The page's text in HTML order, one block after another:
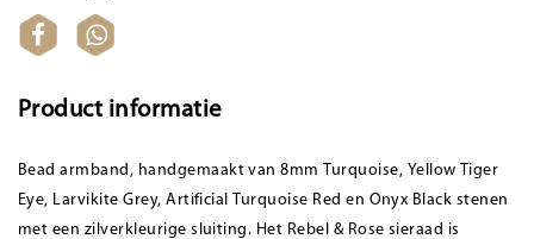
Product informatie
Bead armband, handgemaakt van 8mm Turquoise, Yellow Tiger
Eye, Larvikite Grey, Artificial Turquoise Red en Onyx Black stenen
met een zilverkleurige sluiting. Het Rebel & Rose sieraad is